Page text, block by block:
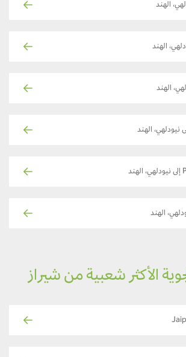
الهند
الهند
الهند
الهند
الأكثر شعبية من شيراز